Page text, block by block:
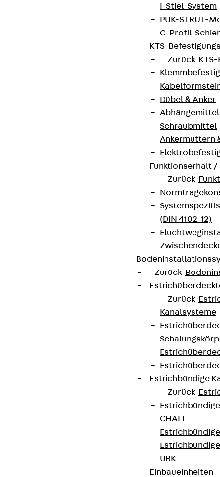
I-Stiel-System
PUK-STRUT-
C-Profil-
KTS-
Zurück
Dübel & Anker
Abhängemittel
Schraubmittel
Ankermuttern
Funktionserhalt
Zurück
(DIN 4102-12)
Zurück
Zurück
Kanalsysteme
Estrichbündige
Zurück
CHALI
UBK
Einbaueinheiten